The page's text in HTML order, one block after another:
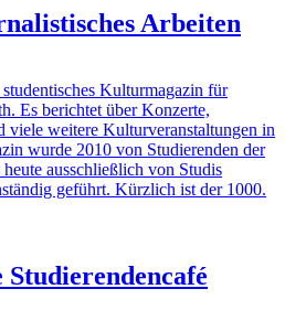
Arbeiten
Kulturmagazin für
Es berichtet über Konzerte,
viele weitere Kulturveranstaltungen in
wurde 2010 von Studierenden der
ausschließlich von Studis
geführt. Kürzlich ist der 1000.
Studierendencafé